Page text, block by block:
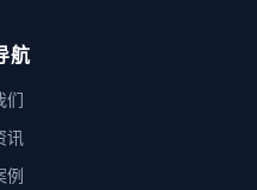
航
们
讯
例